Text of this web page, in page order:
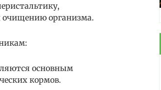
очищению организма.
основным
кормов.